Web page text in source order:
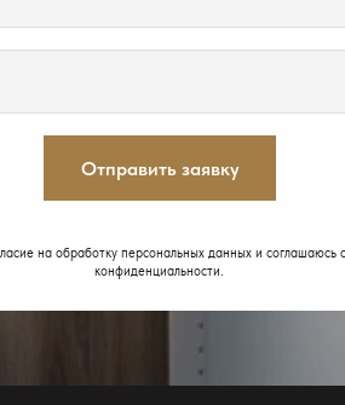
Отправить заявку
на обработку персональных данных и соглашаюсь
конфиденциальности.